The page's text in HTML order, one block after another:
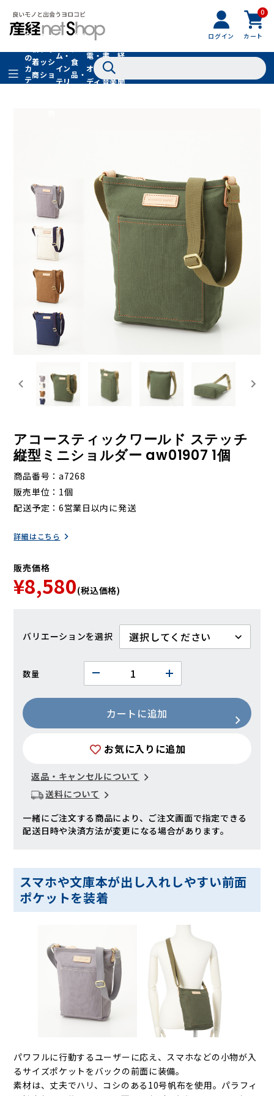
ログイン
0
カート
全
の
カ
テ
着
商
品
フ
ッ
シ
ョ
フ
ァ
シ
ョ
ン
ム・
イン
テリ
グル
食
品・
ドリ
家
電・
オー
ディ
書
籍・
音楽
経
聞
アコースティックワールド ステッチ
縦型ミニショルダー aw01907 1個
商品番号
a7268
販売単位
1個
配送予定
6営業日以内に発送
詳細はこちら
販売価格
¥8,580(税込価格)
バリエーション
数量
カートに追加
お気に入りに追加
返品・キャンセルについて
送料について
一緒にご注文する商品により、ご注文画面で指定できる
配送日時や決済方法が変更になる場合があります。
スマホや文庫本が出し入れしやすい前面
ポケットを装着
パワフルに行動するユーザーに応え、スマホなどの小物が入
るサイズポケットをバックの前面に装備。
素材は、丈夫でハリ、コシのある10号帆布を使用。パラフィ